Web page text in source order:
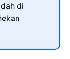
di